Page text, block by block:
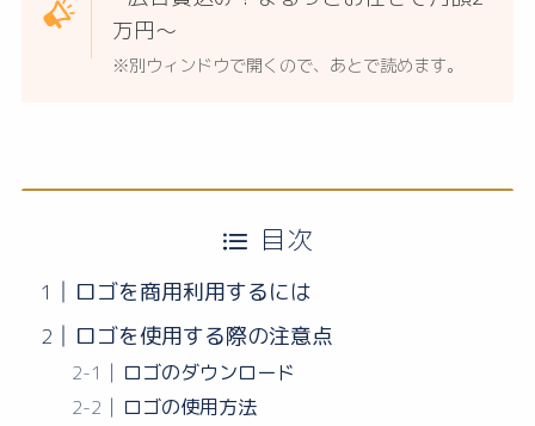
万円〜
※別ウィンドウで開くので、あとで読めます。
目次
ロゴを商用利用するには
ロゴを使用する際の注意点
ロゴのダウンロード
ロゴの使用方法